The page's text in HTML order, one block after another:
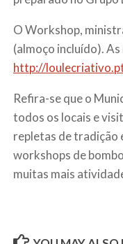
O Workshop,
(almoço incluído).
http://
Refira-se que o
todos os locais e
repletas de tradição
workshops de
muitas mais